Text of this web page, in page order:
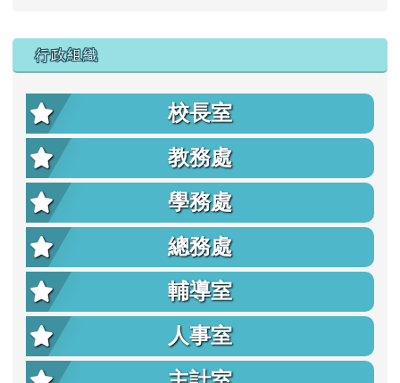
行政組織
校長室
教務處
學務處
總務處
輔導室
人事室